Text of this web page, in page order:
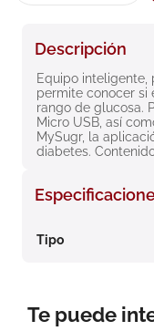
Descripción
Equipo inteligente,
permite conocer si
rango de glucosa.
Micro USB, así
MySugr, la
diabetes.
Tipo
Te puede
5. cerave
6 degraler
7. isdin
8. roche posay
9. pañales